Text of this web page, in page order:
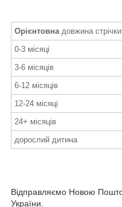
Орієнтовна довжина
0-3 місяці
3-6 місяців
6-12 місяців
12-24 місяці
24+ місяців
дорослий дитина
Відправляємо Новою
України.